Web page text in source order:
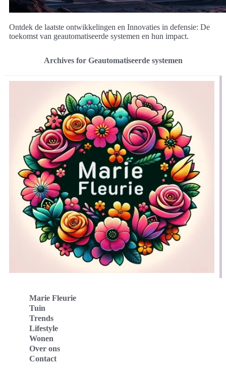
Ontdek de laatste ontwikkelingen en Innovaties in defensie: De
toekomst van geautomatiseerde systemen en hun impact.
Archives for Geautomatiseerde systemen
Marie Fleurie
Tuin
Trends
Lifestyle
Wonen
Over ons
Contact